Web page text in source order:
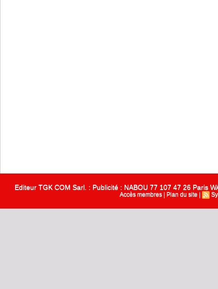
Editeur TGK COM Sarl. : Publicité : NABOU 77 107 47 26 Paris
Accès membres Plan du site